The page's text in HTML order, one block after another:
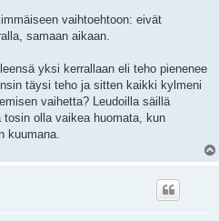
vaihtoehtoon: eivät
samaan aikaan.
yksi kerrallaan eli teho pienenee
täysi teho ja sitten kaikki kylmeni
vaihetta? Leudoilla säillä
olla vaikea huomata, kun
kuumana.